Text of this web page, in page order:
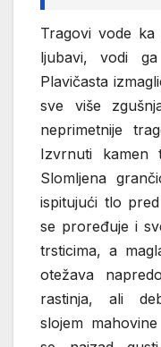
Tragovi vode ka
ljubavi, vodi
Plavičasta
sve više
neprimetnije
Izvrnuti kamen
Slomljena
ispitujući tlo
se proređuje i
trsticima, a
otežava
rastinja, ali
slojem